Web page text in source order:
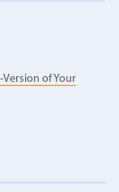
of Your